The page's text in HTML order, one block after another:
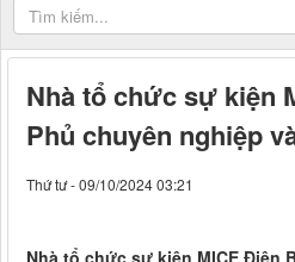
Nhà tổ chức sự kiện
Phủ chuyên nghiệp
Thứ tư - 09/10/2024 03:21